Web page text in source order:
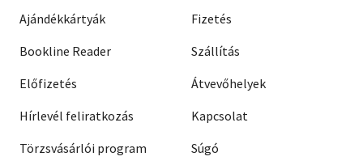
Ajándékkártyák
Bookline Reader
Előfizetés
Hírlevél feliratkozás
Törzsvásárlói program
Fizetés
Szállítás
Átvevőhelyek
Kapcsolat
Súgó